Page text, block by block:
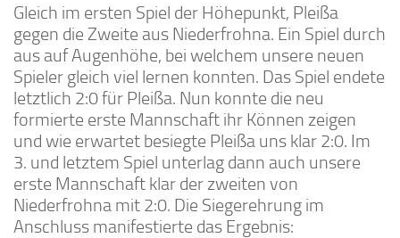
Gleich im ersten Spiel der Höhepunkt, Pleißa
gegen die Zweite aus Niederfrohna. Ein Spiel durch
aus auf Augenhöhe, bei welchem unsere neuen
Spieler gleich viel lernen konnten. Das Spiel endete
letztlich 2:0 für Pleißa. Nun konnte die neu
formierte erste Mannschaft ihr Können zeigen
und wie erwartet besiegte Pleißa uns klar 2:0. Im
3. und letztem Spiel unterlag dann auch unsere
erste Mannschaft klar der zweiten von
Niederfrohna mit 2:0. Die Siegerehrung im
Anschluss manifestierte das Ergebnis: